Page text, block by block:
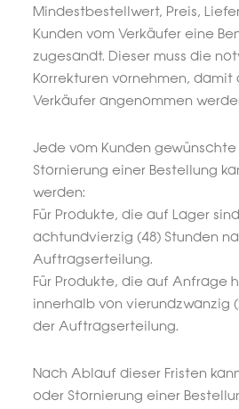
Mindestbestellwert, Preis,
Kunden vom Verkäufer eine
zugesandt. Dieser muss die
Korrekturen vornehmen, damit
Verkäufer angenommen
Jede vom Kunden
Stornierung einer Bestellung
werden:
Für Produkte, die auf Lager
achtundvierzig (48) Stunden
Auftragserteilung.
Für Produkte, die auf Anfrage
innerhalb von vierundzwanzig
der Auftragserteilung.
Nach Ablauf dieser Fristen
oder Stornierung einer